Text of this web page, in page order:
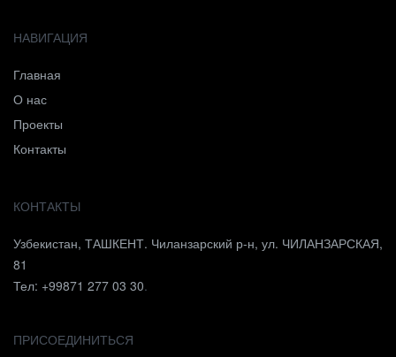
НАВИГАЦИЯ
Главная
О нас
Проекты
Контакты
КОНТАКТЫ
Узбекистан, ТАШКЕНТ. Чиланзарский р-н, ул. ЧИЛАНЗАРСКАЯ,
81
Тел: +99871 277 03 30.
ПРИСОЕДИНИТЬСЯ